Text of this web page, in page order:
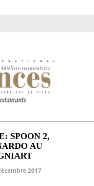
SPOON 2,
AU
2017